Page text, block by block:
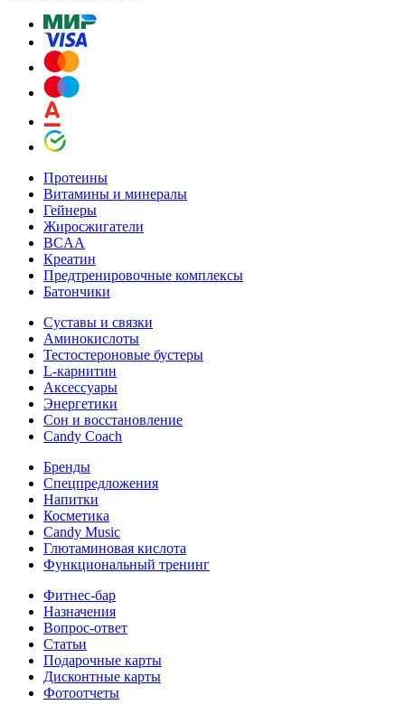
Протеины
Витамины и минералы
Гейнеры
Жиросжигатели
BCAA
Креатин
Предтренировочные комплексы
Батончики
Суставы и связки
Аминокислоты
Тестостероновые бустеры
L-карнитин
Аксессуары
Энергетики
Сон и восстановление
Candy Coach
Бренды
Спецпредложения
Напитки
Косметика
Candy Music
Глютаминовая кислота
Функциональный тренинг
Фитнес-бар
Назначения
Вопрос-ответ
Статьи
Подарочные карты
Дисконтные карты
Фотоотчеты